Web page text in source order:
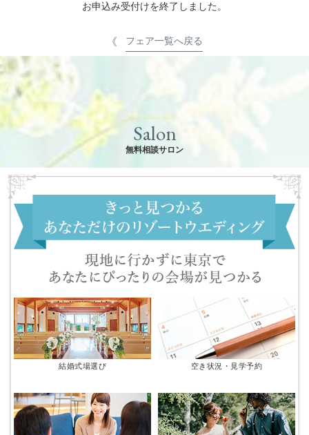
お申込み受付けを終了しました。
フェア一覧へ戻る
Salon
無料相談サロン
結婚式場選び 空き状況・見学予約